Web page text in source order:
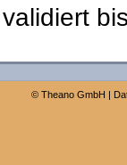
© Theano GmbH |